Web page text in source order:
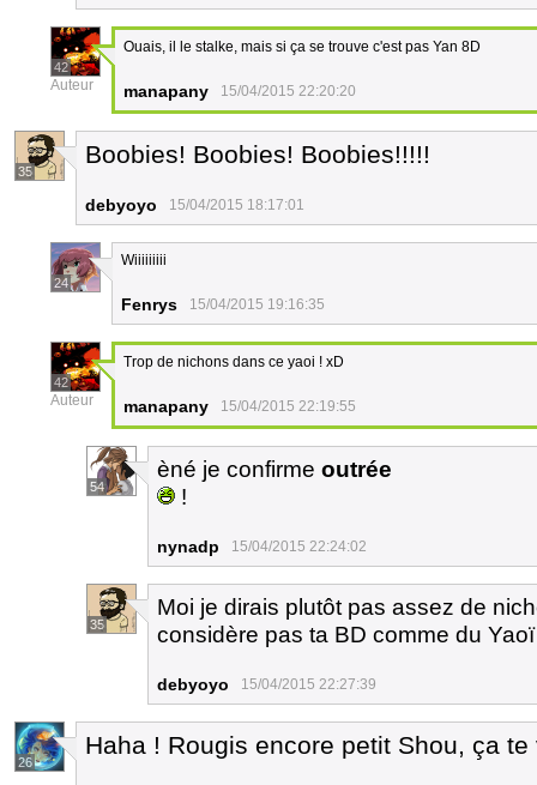
42
Auteur
Ouais, il le stalke, mais si ça se trouve c'est pas Yan 8D
manapany 15/04/2015 22:20:20
35
Boobies! Boobies! Boobies!!!!!
debyoyo 15/04/2015 18:17:01
24
Wiiiiiiiii
Fenrys 15/04/2015 19:16:35
42
Auteur
Trop de nichons dans ce yaoi ! xD
manapany 15/04/2015 22:19:55
54
èné je confirme outrée
!
nynadp 15/04/2015 22:24:02
35
Moi je dirais plutôt pas assez de
considère pas ta BD comme du Yaoï
debyoyo 15/04/2015 22:27:39
26
Haha ! Rougis encore petit Shou, ça